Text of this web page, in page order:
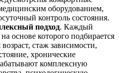
оборудованием,
контроль состояния.
подход. Каждый
основе которого подбирается
стаж зависимости,
хронические
комплексную